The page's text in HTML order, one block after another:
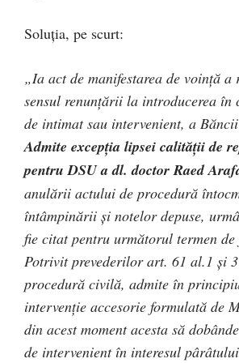
Soluția, pe scurt:
„Ia act de manifestarea de voinţă a
sensul renunţării la introducerea în
de intimat sau intervenient, a
Admite excepţia lipsei calităţii de
pentru DSU a dl. doctor Raed
anulării actului de procedură
întâmpinării şi notelor depuse,
fie citat pentru următorul termen de
Potrivit prevederilor art. 61 al.1 şi
procedură civilă, admite în
intervenţie accesorie formulată de
din acest moment acesta să
de intervenient în interesul